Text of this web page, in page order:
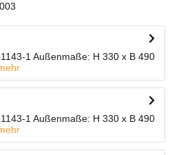
1 Außenmaße: H 330 x B 490
1 Außenmaße: H 330 x B 490